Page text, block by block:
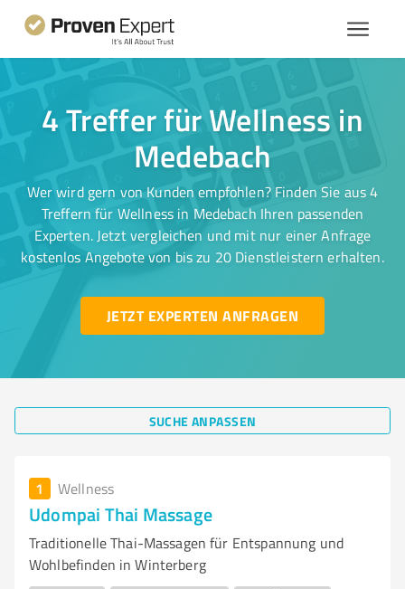
4 Treffer für Wellness in
Medebach
Wer wird gern von Kunden empfohlen? Finden Sie aus 4
Treffern für Wellness in Medebach Ihren passenden
Experten. Jetzt vergleichen und mit nur einer Anfrage
kostenlos Angebote von bis zu 20 Dienstleistern erhalten.
JETZT EXPERTEN ANFRAGEN
SUCHE ANPASSEN
1 Wellness
Udompai Thai Massage
Traditionelle Thai-Massagen für Entspannung und
Wohlbefinden in Winterberg